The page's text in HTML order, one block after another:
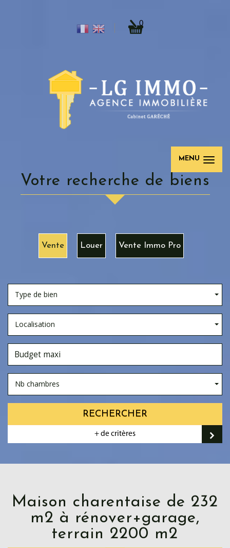
0
MENU
votre recherche de biens
Vente Louer Vente Immo Pro
Type de bien
Localisation
Nb chambres
RECHERCHER
+ de critères
Maison charentaise de 232
m2 à rénover+garage,
terrain 2200 m2